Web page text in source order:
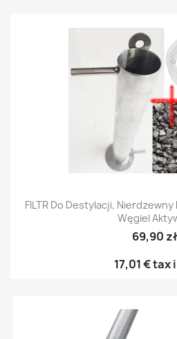
FILTR Do Destylacji,
Węgiel
69,90 zł
17,01 €tax